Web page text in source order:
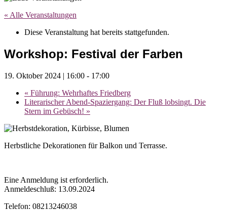
« Alle Veranstaltungen
Diese Veranstaltung hat bereits stattgefunden.
Workshop: Festival der Farben
19. Oktober 2024 | 16:00 - 17:00
« Führung: Wehrhaftes Friedberg
Literarischer Abend-Spaziergang: Der Fluß lobsingt. Die
Stern im Gebüsch! »
Herbstliche Dekorationen für Balkon und Terrasse.
Eine Anmeldung ist erforderlich.
Anmeldeschluß: 13.09.2024
Telefon: 08213246038